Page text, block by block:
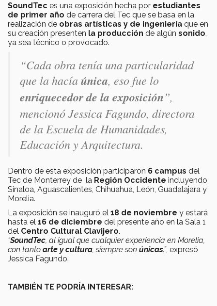
SoundTec es una exposición hecha por estudiantes
de primer año de carrera del Tec que se basa en la
realización de obras artísticas y de ingeniería que en
su creación presenten la producción de algún sonido
ya sea técnico o provocado.
“Cada obra tenía una particularidad
que la hacíaúnica, eso fue lo
enriquecedor de la exposición”,
mencionóJessica Fagundo, directora
de la Escuela de Humanidades,
Educación y Arquitectura.
Dentro de esta exposición participaron 6 campus del
Tec de Monterrey de la Región Occidente incluyendo
Sinaloa, Aguascalientes, Chihuahua, León, Guadalajara y
Morelia.
La exposición se inauguró el 18 de noviembre y estará
hasta el 16 de diciembre del presente año en la Sala 1
del Centro Cultural Clavijero.
“SoundTec , al igual que cualquier experiencia en Morelia,
con tanto arte y cultura , siempre son únicas.”, expresó
Jessica Fagundo.
TAMBIÉN TE PODRÍA INTERESAR: